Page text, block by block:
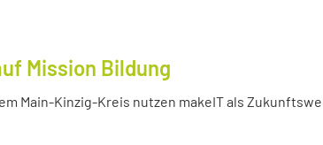
Mission Bildung
Main-Kinzig-Kreis nutzen makeIT als